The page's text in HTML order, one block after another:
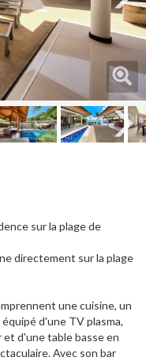
Next
sur la plage de
directement sur la plage
une cuisine, un
d'une TV plasma,
d'une table basse en
Avec son bar